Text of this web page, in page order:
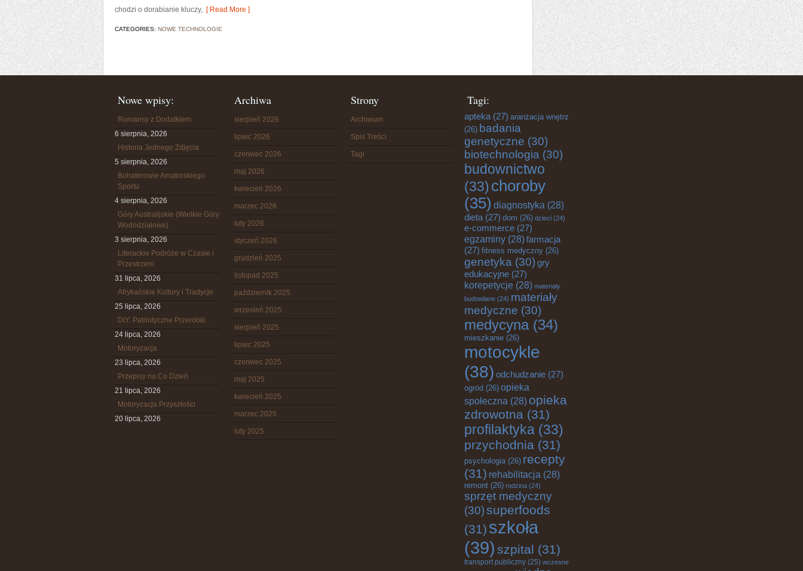
chodzi o dorabianie kluczy, [ Read More ]
CATEGORIES: NOWE TECHNOLOGIE
Nowe wpisy:
Romansy z Dodatkiem
6 sierpnia, 2026
Historia Jednego Zdjęcia
5 sierpnia, 2026
Bohaterowie Amatorskiego
Sportu
4 sierpnia, 2026
Góry Australijskie (Wielkie Góry
Wododziałowe)
3 sierpnia, 2026
Literackie Podróże w Czasie i
Przestrzeni
31 lipca, 2026
Afrykańskie Kultury i Tradycje
25 lipca, 2026
DIY: Patriotyczne Przeróbki
24 lipca, 2026
Motoryzacja
23 lipca, 2026
Przepisy na Co Dzień
21 lipca, 2026
Motoryzacja Przyszłości
20 lipca, 2026
Archiwa
sierpień 2026
lipiec 2026
czerwiec 2026
maj 2026
kwiecień 2026
marzec 2026
luty 2026
styczeń 2026
grudzień 2025
listopad 2025
październik 2025
wrzesień 2025
sierpień 2025
lipiec 2025
czerwiec 2025
maj 2025
kwiecień 2025
marzec 2025
luty 2025
Strony
Archiwum
Spis Treści
Tagi
Tagi:
apteka (27) aranżacja wnętrz
(26) badania
genetyczne (30)
biotechnologia (30)
budownictwo
(33)choroby
(35) diagnostyka (28)
dieta (27) dom (26) dzieci (24)
e-commerce (27)
egzaminy (28)farmacja
(27) fitness medyczny (26)
genetyka (30) gry
edukacyjne (27)
korepetycje (28) materiały
budowlane (24) materiały
medyczne (30)
medycyna(34)
mieszkanie (26)
motocykle
(38) odchudzanie (27)
ogród (26) opieka
społeczna (28) opieka
zdrowotna (31)
profilaktyka (33)
przychodnia (31)
psychologia(26) recepty
(31) rehabilitacja (28)
remont (26) rodzina (24)
sprzęt medyczny
(30)superfoods
(31) szkoła
(39) szpital (31)
transport publiczny (25) wczesne